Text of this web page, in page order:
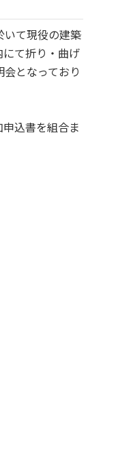
いて現役の建築
て折り・曲げ
となっており
込書を組合ま